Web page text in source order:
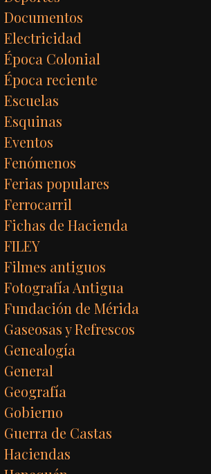
Documentos
Electricidad
Época Colonial
Época reciente
Escuelas
Esquinas
Eventos
Fenómenos
Ferias populares
Ferrocarril
Fichas de Hacienda
FILEY
Filmes antiguos
Fotografía Antigua
Fundación de Mérida
Gaseosas y Refrescos
Genealogía
General
Geografía
Gobierno
Guerra de Castas
Haciendas